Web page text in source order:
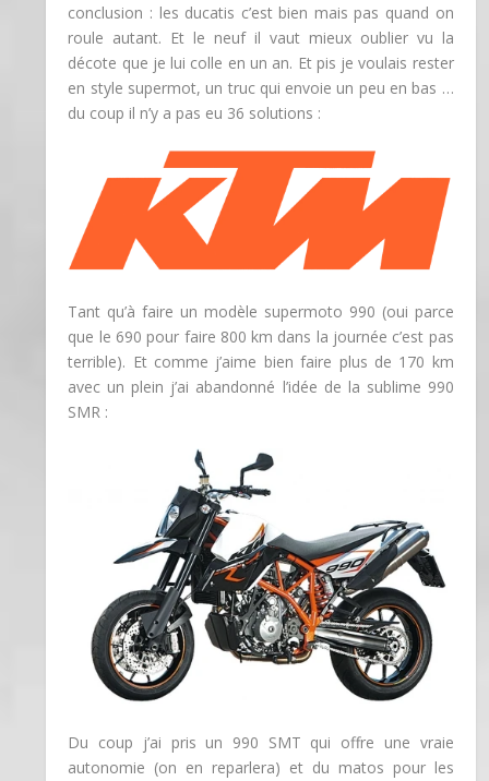
conclusion : les ducatis c’est bien mais pas quand on
roule autant. Et le neuf il vaut mieux oublier vu la
décote que je lui colle en un an. Et pis je voulais rester
en style supermot, un truc qui envoie un peu en bas …
du coup il n’y a pas eu 36 solutions :
Tant qu’à faire un modèle supermoto 990 (oui parce
que le 690 pour faire 800 km dans la journée c’est pas
terrible). Et comme j’aime bien faire plus de 170 km
avec un plein j’ai abandonné l’idée de la sublime 990
SMR :
Du coup j’ai pris un 990 SMT qui offre une vraie
autonomie (on en reparlera) et du matos pour les